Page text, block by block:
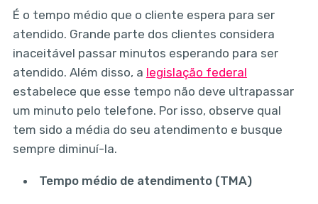
É o tempo médio que o cliente espera para ser
atendido. Grande parte dos clientes considera
inaceitável passar minutos esperando para ser
atendido. Além disso, a legislação federal
estabelece que esse tempo não deve ultrapassar
um minuto pelo telefone. Por isso, observe qual
tem sido a média do seu atendimento e busque
sempre diminuí-la.
Tempo médio de atendimento (TMA)